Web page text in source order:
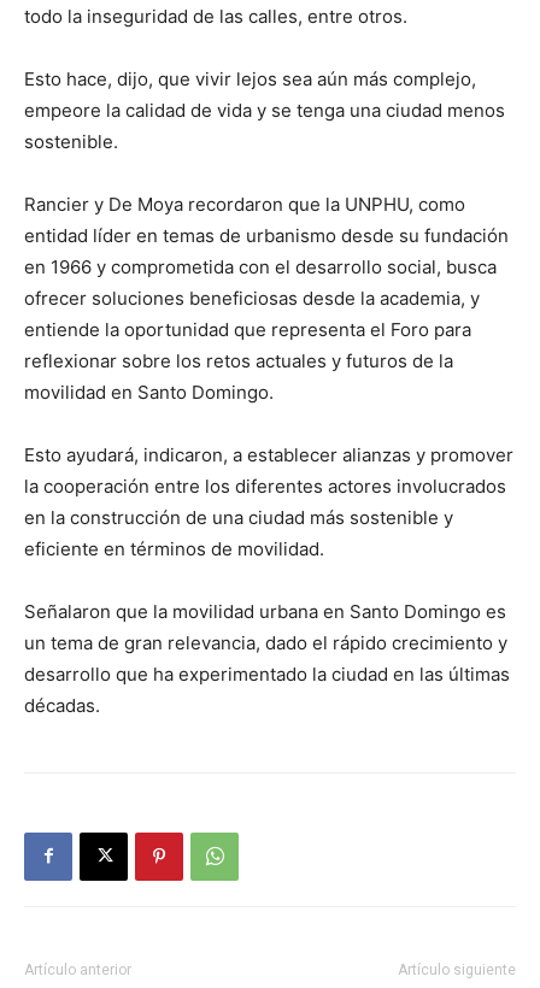
todo la inseguridad de las calles, entre otros.
Esto hace, dijo, que vivir lejos sea aún más complejo,
empeore la calidad de vida y se tenga una ciudad menos
sostenible.
Rancier y De Moya recordaron que la UNPHU, como
entidad líder en temas de urbanismo desde su fundación
en 1966 y comprometida con el desarrollo social, busca
ofrecer soluciones beneficiosas desde la academia, y
entiende la oportunidad que representa el Foro para
reflexionar sobre los retos actuales y futuros de la
movilidad en Santo Domingo.
Esto ayudará, indicaron, a establecer alianzas y promover
la cooperación entre los diferentes actores involucrados
en la construcción de una ciudad más sostenible y
eficiente en términos de movilidad.
Señalaron que la movilidad urbana en Santo Domingo es
un tema de gran relevancia, dado el rápido crecimiento y
desarrollo que ha experimentado la ciudad en las últimas
décadas.
Artículo anterior Artículo siguiente